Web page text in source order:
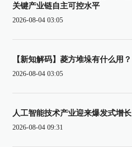
关键产业链自主可控水平
2026-08-04 03:05
【新知解码】菱方堆垛有什么用？
2026-08-04 03:05
人工智能技术产业迎来爆发式增长
2026-08-04 09:31